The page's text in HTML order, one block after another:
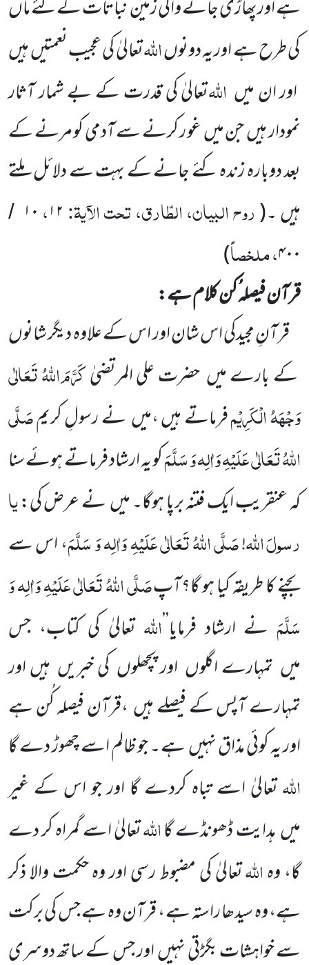
ہے اورپھاڑی جانے والی زمین نباتات کے لئے ماں
کی طرح ہے اور یہ دونوںاللّٰہتعالیٰ کی عجیب نعمتیںہیں
اور ان میں اللّٰہتعالیٰ کی قدرت کے بے شمار آثار
نمودار ہیںجن میںغور کرنے سے آدمی کو مرنے کے
بعد دوبارہ زندہ کئے جانے کے بہت سے دلائل ملتے
ہیں ۔(روح البیان، الطّارق، تحت الآیۃ:۱۲،۱۰ /
۴۰۰، ملخصاً)
قرآن فیصلہ ُکن کلام ہے:
قرآنِ مجیدکی اس شان اور اس کے علاوہ دیگر شانوں
کے بارے میںحضرت علی المرتضیٰکَرَّمَ اللّٰہُ تَعَالٰی
وَجْہَہُ الْکَرِیْمفرماتے ہیں ،میںنے رسولِ کریمصَلَّی
اللّٰہُ تَعَالٰی عَلَیْہِ وَاٰلِہ وَ سَلَّمَکو یہ ارشاد فرماتے ہوئے سنا
کہ عنقریب ایک فتنہ برپا ہوگا۔میںنے عرض کی:یا
رسولَاللّٰہ!صَلَّی اللّٰہُ تَعَالٰی عَلَیْہِ وَاٰلِہ وَ سَلَّمَ، اس سے
بچنے کا طریقہ کیا ہو گا؟آپصَلَّی اللّٰہُ تَعَالٰی عَلَیْہِ وَاٰلِہ وَ
سَلَّمَ نے ارشاد فرمایا’’اللّٰہ تعالیٰ کی کتاب، جس
میں تمہارے اگلوں اور پچھلوں کی خبریں ہیں اور
تمہارے آپس کے فیصلے ہیں ،قرآن فیصلہ کُن ہے
اور یہ کوئی مذاق نہیںہے ۔ جو ظالم اسے چھوڑ دے گا
اللّٰہتعالیٰ اسے تباہ کردے گا اور جو اس کے غیر
میںہدایت ڈھونڈے گااللّٰہتعالیٰ اسے گمراہ کر دے
گا، وہاللّٰہتعالیٰ کی مضبوط رسی اور وہ حکمت والا ذکر
ہے، وہ سیدھا راستہ ہے ، قرآن وہ ہے جس کی برکت
سے خواہشات بگڑتی نہیںاور جس کے ساتھ دوسری